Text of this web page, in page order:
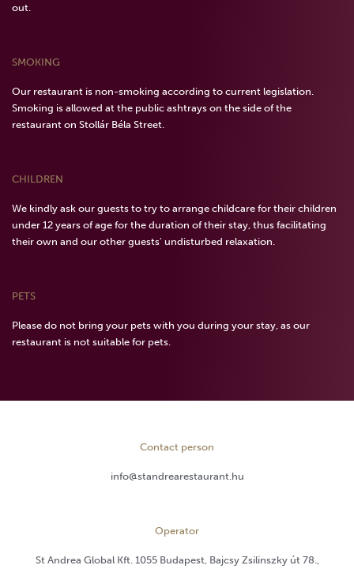
out.
SMOKING
Our restaurant is non-smoking according to current legislation.
Smoking is allowed at the public ashtrays on the side of the
restaurant on Stollár Béla Street.
CHILDREN
We kindly ask our guests to try to arrange childcare for their children
under 12 years of age for the duration of their stay, thus facilitating
their own and our other guests' undisturbed relaxation.
PETS
Please do not bring your pets with you during your stay, as our
restaurant is not suitable for pets.
Contact person
info@standrearestaurant.hu
Operator
St Andrea Global Kft. 1055 Budapest, Bajcsy Zsilinszky út 78.,